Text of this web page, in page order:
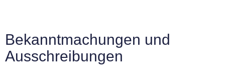
Bekanntmachungen und
Ausschreibungen